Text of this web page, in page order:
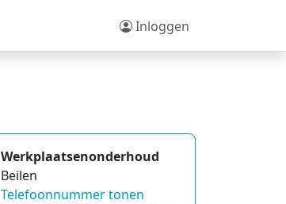
Inloggen
Werkplaatsenonderhoud
Beilen
Telefoonnummer tonen